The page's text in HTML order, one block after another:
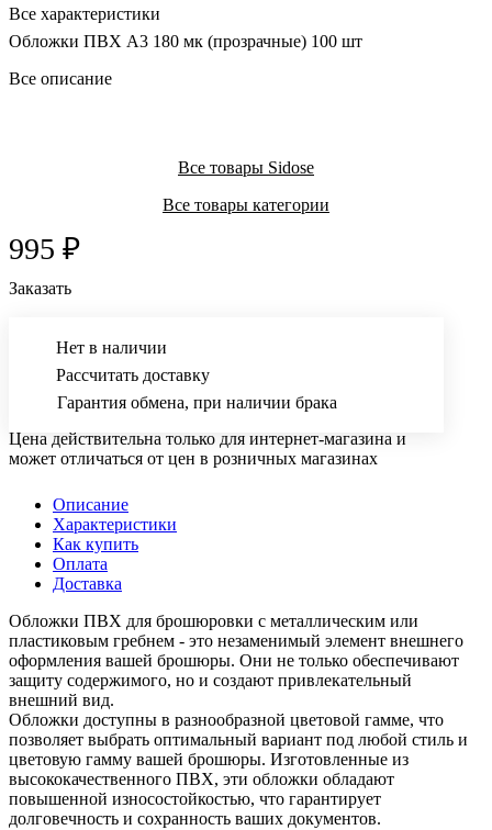
Все характеристики
Обложки ПВХ А3 180 мк (прозрачные) 100 шт
Все описание
Все товары Sidose
Все товары категории
995 ₽
Заказать
Нет в наличии
Рассчитать доставку
Гарантия обмена, при наличии брака
Цена действительна только для интернет-магазина и
может отличаться от цен в розничных магазинах
Описание
Характеристики
Как купить
Оплата
Доставка
Обложки ПВХ для брошюровки с металлическим или
пластиковым гребнем - это незаменимый элемент внешнего
оформления вашей брошюры. Они не только обеспечивают
защиту содержимого, но и создают привлекательный
внешний вид.
Обложки доступны в разнообразной цветовой гамме, что
позволяет выбрать оптимальный вариант под любой стиль и
цветовую гамму вашей брошюры. Изготовленные из
высококачественного ПВХ, эти обложки обладают
повышенной износостойкостью, что гарантирует
долговечность и сохранность ваших документов.